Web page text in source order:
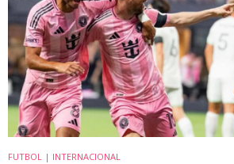
FUTBOL | INTERNACIONAL